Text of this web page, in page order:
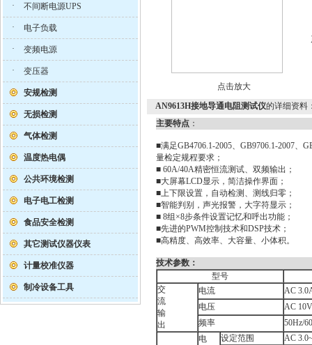
· 不间断电源UPS
· 电子负载
· 变频电源
· 变压器
安规检测
无损检测
气体检测
温度热电偶
公共环境检测
电子电工检测
食品安全检测
其它测试仪器仪表
计量校准仪器
制冷设备工具
点击放大
AN9613H接地导通电阻测试仪的详细资料
主要特点 ：
■满足GB4706.1-2005、GB9706.1-2007、
量检定规程要求；
■ 60A/40A精密恒流测试、双频输出；
■大屏幕LCD显示，简洁操作界面；
■上下限设置，自动检测、测线归零；
■智能判别，声光报警，大字符显示；
■ 8组×8步条件设置记忆和呼出功能；
■先进的PWM控制技术和DSP技术；
■高精度、高效率、大容量、小体积。
技术参数：
型号
交
流
输
出
电流
AC
电压
AC
频率
50Hz/
电
设定范围
AC